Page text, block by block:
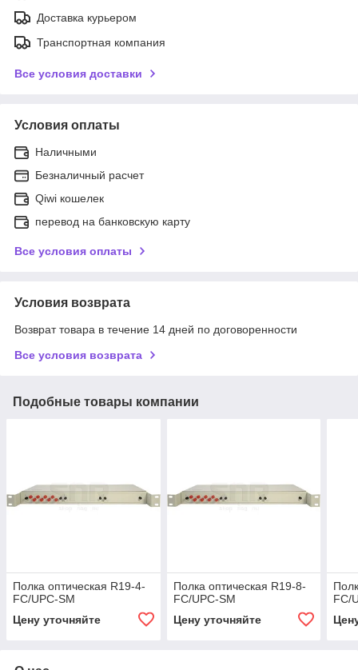
Доставка курьером
Транспортная компания
Все условия доставки
Условия оплаты
Наличными
Безналичный расчет
Qiwi кошелек
перевод на банковскую карту
Все условия оплаты
Условия возврата
Возврат товара в течение 14 дней по договоренности
Все условия возврата
Подобные товары компании
Полка оптическая R19-4-
FC/UPC-SM
Цену уточняйте
Полка оптическая R19-8-
FC/UPC-SM
Цену уточняйте
FC/